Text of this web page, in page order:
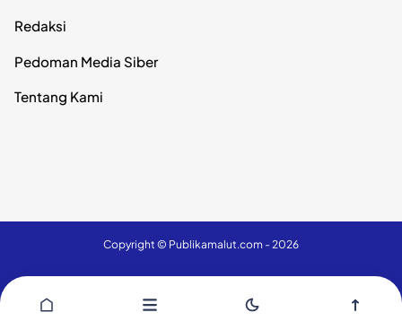
Redaksi
Pedoman Media Siber
Tentang Kami
Copyright © Publikamalut.com - 2026